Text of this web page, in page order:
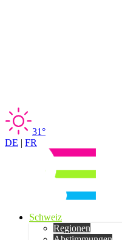
31°
DE | FR
Schweiz
Regionen